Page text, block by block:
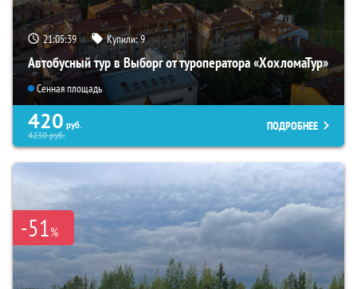
21:05:38 Купили:9
Автобусный тур в Выборг от туроператора «ХохломаТур»
Сенная площадь
420 руб.
4230руб.
ПОДРОБНЕЕ
-51%